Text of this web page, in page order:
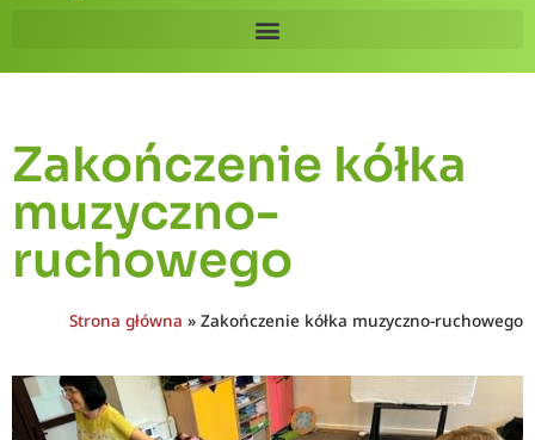
Zakończenie kółka
muzyczno-
ruchowego
Strona główna » Zakończenie kółka muzyczno-ruchowego